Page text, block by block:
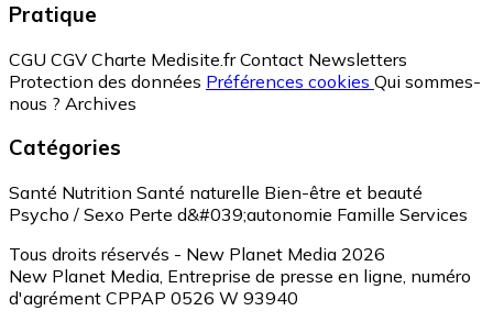
Pratique
CGU CGV Charte Medisite.fr Contact Newsletters
Protection des données Préférences cookies Qui sommes-
nous ? Archives
Catégories
Santé Nutrition Santé naturelle Bien-être et beauté
Psycho / Sexo Perte d&#039;autonomie Famille Services
Tous droits réservés - New Planet Media 2026
New Planet Media, Entreprise de presse en ligne, numéro
d'agrément CPPAP 0526 W 93940